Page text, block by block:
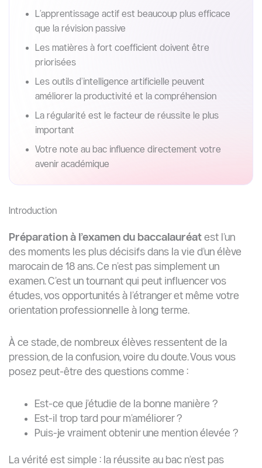
L’apprentissage actif est beaucoup plus efficace
que la révision passive
Les matières à fort coefficient doivent être
priorisées
Les outils d’intelligence artificielle peuvent
améliorer la productivité et la compréhension
La régularité est le facteur de réussite le plus
important
Votre note au bac influence directement votre
avenir académique
Introduction
Préparation à l’examen du baccalauréat est l’un
des moments les plus décisifs dans la vie d’un élève
marocain de 18 ans. Ce n’est pas simplement un
examen. C’est un tournant qui peut influencer vos
études, vos opportunités à l’étranger et même votre
orientation professionnelle à long terme.
À ce stade, de nombreux élèves ressentent de la
pression, de la confusion, voire du doute. Vous vous
posez peut-être des questions comme :
Est-ce que j’étudie de la bonne manière ?
Est-il trop tard pour m’améliorer ?
Puis-je vraiment obtenir une mention élevée ?
La vérité est simple : la réussite au bac n’est pas